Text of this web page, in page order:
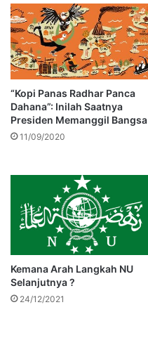
“Kopi Panas Radhar Panca
Dahana”: Inilah Saatnya
Presiden Memanggil Bangsa
11/09/2020
Kemana Arah Langkah NU
Selanjutnya ?
24/12/2021